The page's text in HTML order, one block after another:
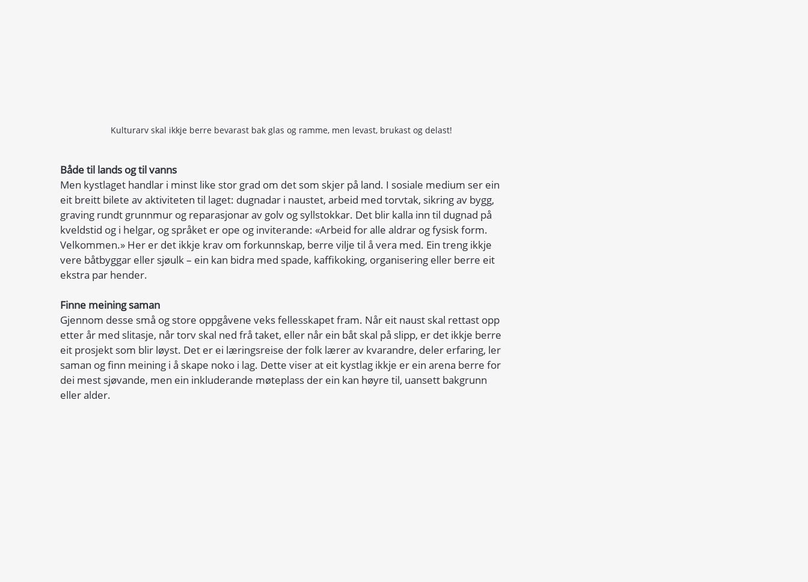
Kulturarv skal ikkje berre bevarast bak glas og ramme, men levast, brukast og delast!
Både til lands og til vanns
Men kystlaget handlar i minst like stor grad om det som skjer på land. I sosiale medium ser ein
eit breitt bilete av aktiviteten til laget: dugnadar i naustet, arbeid med torvtak, sikring av bygg,
graving rundt grunnmur og reparasjonar av golv og syllstokkar. Det blir kalla inn til dugnad på
kveldstid og i helgar, og språket er ope og inviterande: «Arbeid for alle aldrar og fysisk form.
Velkommen.» Her er det ikkje krav om forkunnskap, berre vilje til å vera med. Ein treng ikkje
vere båtbyggar eller sjøulk – ein kan bidra med spade, kaffikoking, organisering eller berre eit
ekstra par hender.
Finne meining saman
Gjennom desse små og store oppgåvene veks fellesskapet fram. Når eit naust skal rettast opp
etter år med slitasje, når torv skal ned frå taket, eller når ein båt skal på slipp, er det ikkje berre
eit prosjekt som blir løyst. Det er ei læringsreise der folk lærer av kvarandre, deler erfaring, ler
saman og finn meining i å skape noko i lag. Dette viser at eit kystlag ikkje er ein arena berre for
dei mest sjøvande, men ein inkluderande møteplass der ein kan høyre til, uansett bakgrunn
eller alder.